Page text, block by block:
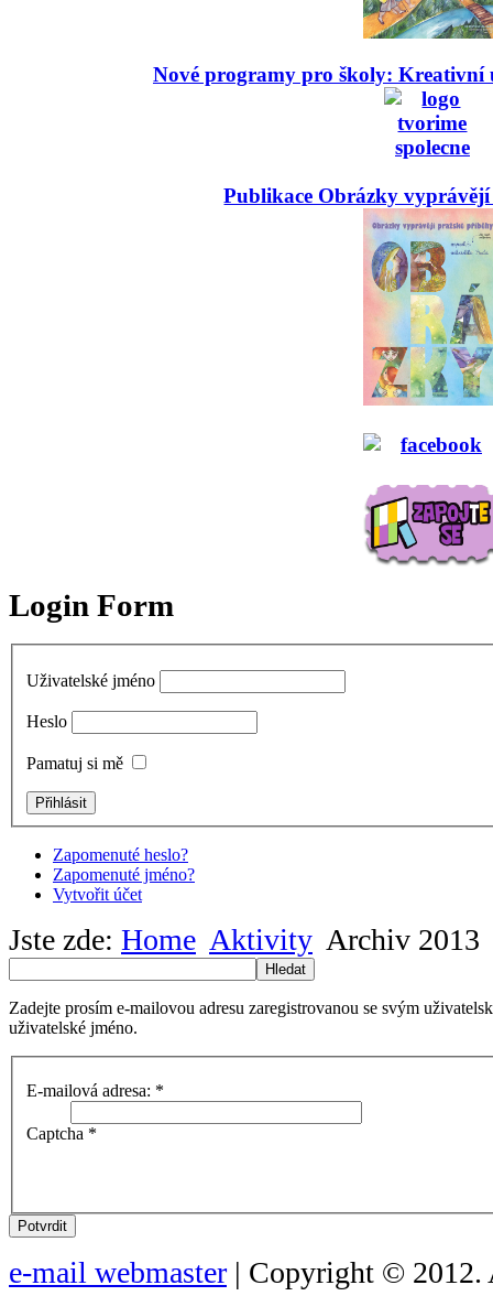
Nové programy pro školy: Kreativní
Publikace Obrázky
Login Form
Uživatelské jméno
Heslo
Pamatuj si mě
Zapomenuté heslo?
Zapomenuté jméno?
Vytvořit účet
Jste zde: Home Aktivity Archiv 2013
Hledat
Zadejte prosím e-mailovou adresu zaregistrovanou se svým
uživatelské jméno.
E-mailová adresa: *
Captcha *
Potvrdit
e-mail webmaster | Copyright © 2012.